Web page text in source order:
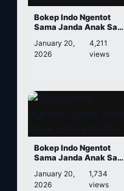
Bokep Indo Ngentot
Sama Janda Anak Satu
January 20,
2026
4,211
views
Bokep Indo Ngentot
Sama Janda Anak Satu
January 20,
2026
1,734
views